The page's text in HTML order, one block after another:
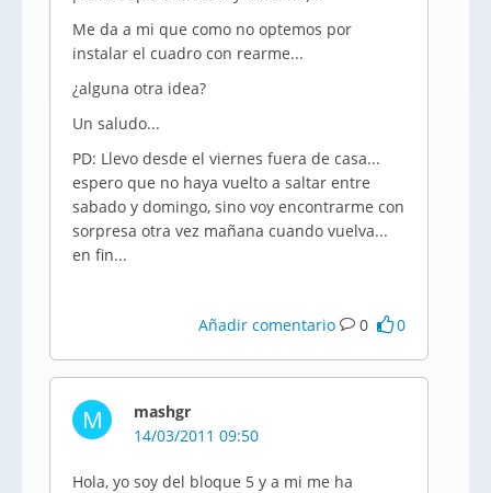
Me da a mi que como no optemos por
instalar el cuadro con rearme...
¿alguna otra idea?
Un saludo...
PD: Llevo desde el viernes fuera de casa...
espero que no haya vuelto a saltar entre
sabado y domingo, sino voy encontrarme con
sorpresa otra vez mañana cuando vuelva...
en fin...
Añadir comentario 0 0
M
mashgr
14/03/2011 09:50
Hola, yo soy del bloque 5 y a mi me ha